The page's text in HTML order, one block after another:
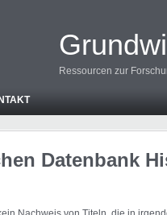
Ressourcen zur
Datenbank